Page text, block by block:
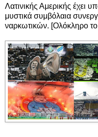
Λατινικής Αμερικής έχει
μυστικά συμβόλαια
ναρκωτικών. [Ολόκληρο